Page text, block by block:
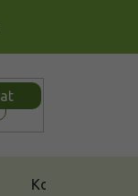
Kontakt